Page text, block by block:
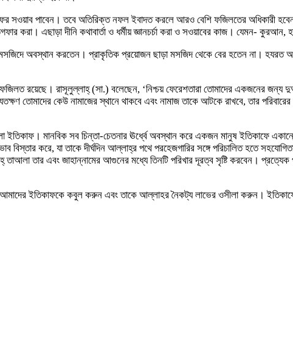
সওয়াব পাবেন। তবে অতিরিক্ত নফল ইবাদত করলে আরও বেশি ফজিলতের অধিকারী
এছাড়া দীনি কথাবার্তা ও ধর্মীয় জ্ঞানচর্চা করা ও সওয়াবের কাজ। যেমন- কুরআন,
অবস্থান করতেন। প্রাকৃতিক প্রয়োজন ছাড়া মসজিদ থেকে বের হতেন না। হযরত
রয়েছে। রাসূলুল্লাহ্ (সা.) বলেছেন, ‘নিশ্চয় ফেরেশতারা তোমাদের একজনের জন্য
তোমাদের কেউ নামাজের স্থানে থাকবে এবং নামাজ তাকে আটকে রাখবে, তার পরিবারের
ইতিকাফ। মানবিক সব চিন্তা-চেতনার ঊর্ধ্বে অবস্থান করে একজন মানুষ ইতিকাফে
করে, যা তাকে দীর্ঘদিন আল্লাহ্র পথে পরহেজগারির সঙ্গে পরিচালিত হতে
তাআলা তার এবং জাহান্নামের আগুনের মধ্যে তিনটি পরিখার দূরত্ব সৃষ্টি করবেন।
ইতিকাফকে কবুল করুন এবং তাকে আল্লাহর নৈকট্য লাভের ওসীলা করুন।